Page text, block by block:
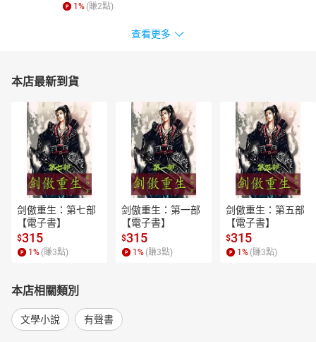
1 % (賺2點)
查看更多
本店最新到貨
剑傲重生：第七部
【電子書】
$315
1 % (賺3點)
剑傲重生：第一部
【電子書】
$315
1 % (賺3點)
剑傲重生：第五部
【電子書】
$315
1 % (賺3點)
本店相關類別
文學小說 有聲書